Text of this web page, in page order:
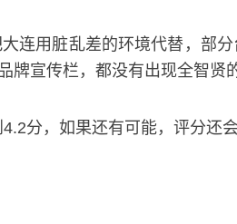
连用脏乱差的环境代替，部
宣传栏，都没有出现全智贤
分，如果还有可能，评分还会